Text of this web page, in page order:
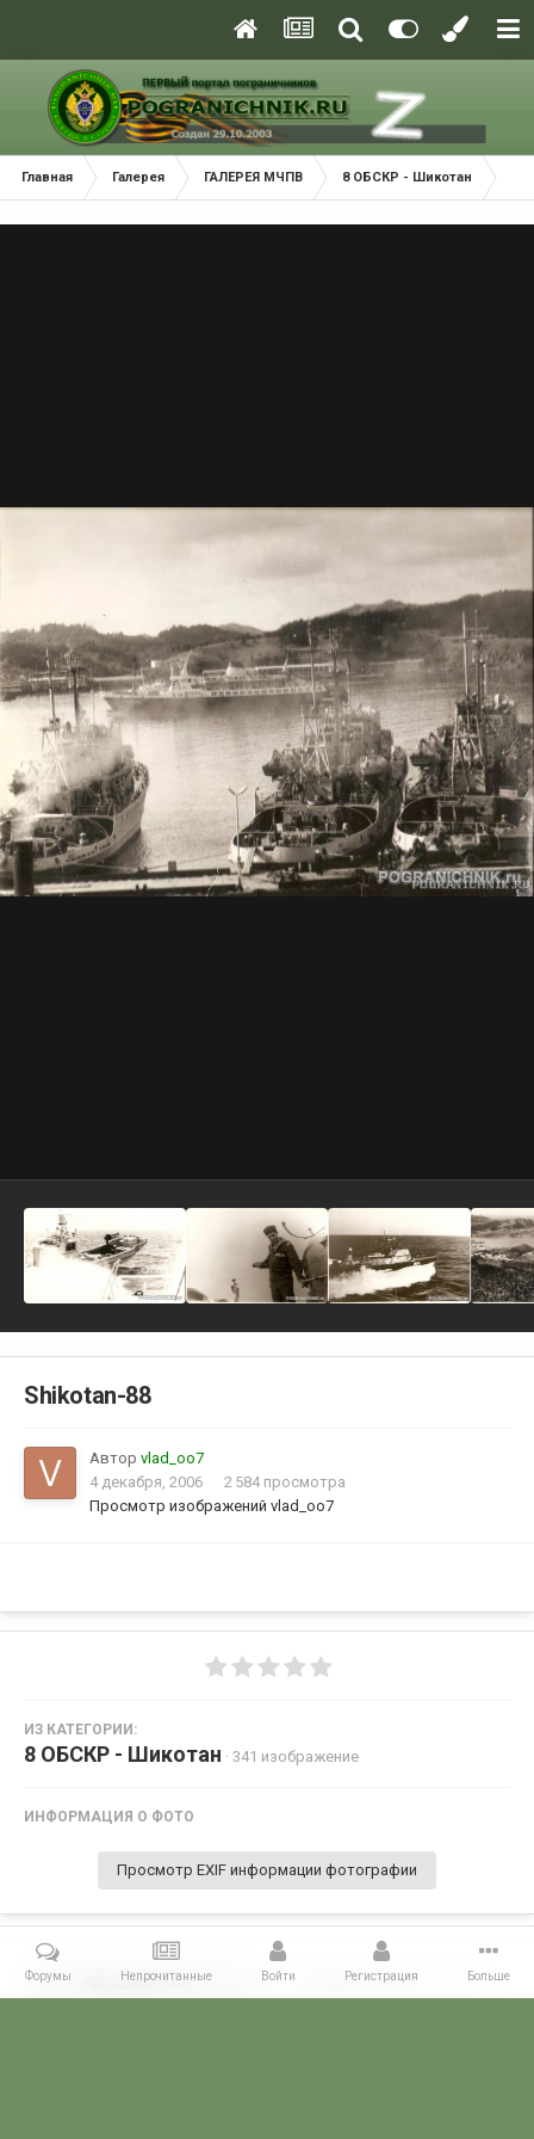
Главная Галерея ГАЛЕРЕЯ МЧПВ 8 ОБСКР - Шикотан
Shikotan-88
Автор vlad_oo7
4 декабря, 2006
2 584 просмотра
Просмотр изображений vlad_oo7
ИЗ КАТЕГОРИИ:
8 ОБСКР - Шикотан · 341 изображение
ИНФОРМАЦИЯ О ФОТО
Просмотр EXIF информации фотографии
Поделиться Подписчики 0
Форумы Непрочитанные Войти Регистрация Больше